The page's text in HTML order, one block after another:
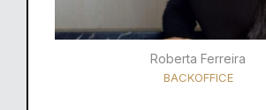
Roberta Ferreira
BACKOFFICE